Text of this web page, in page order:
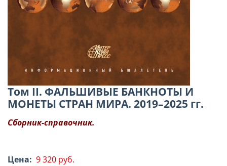
Том II. ФАЛЬШИВЫЕ БАНКНОТЫ И
МОНЕТЫ СТРАН МИРА. 2019–2025 гг.
Сборник-справочник.
Цена: 9 320 руб.